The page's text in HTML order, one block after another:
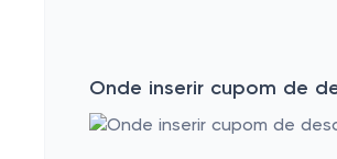
Onde inserir cupom de